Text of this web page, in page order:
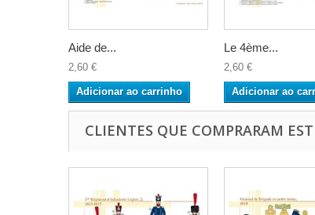
Aide de...
2,60 €
Adicionar ao carrinho
Le 4ème...
2,60 €
Adicionar ao
CLIENTES QUE COMPRARAM